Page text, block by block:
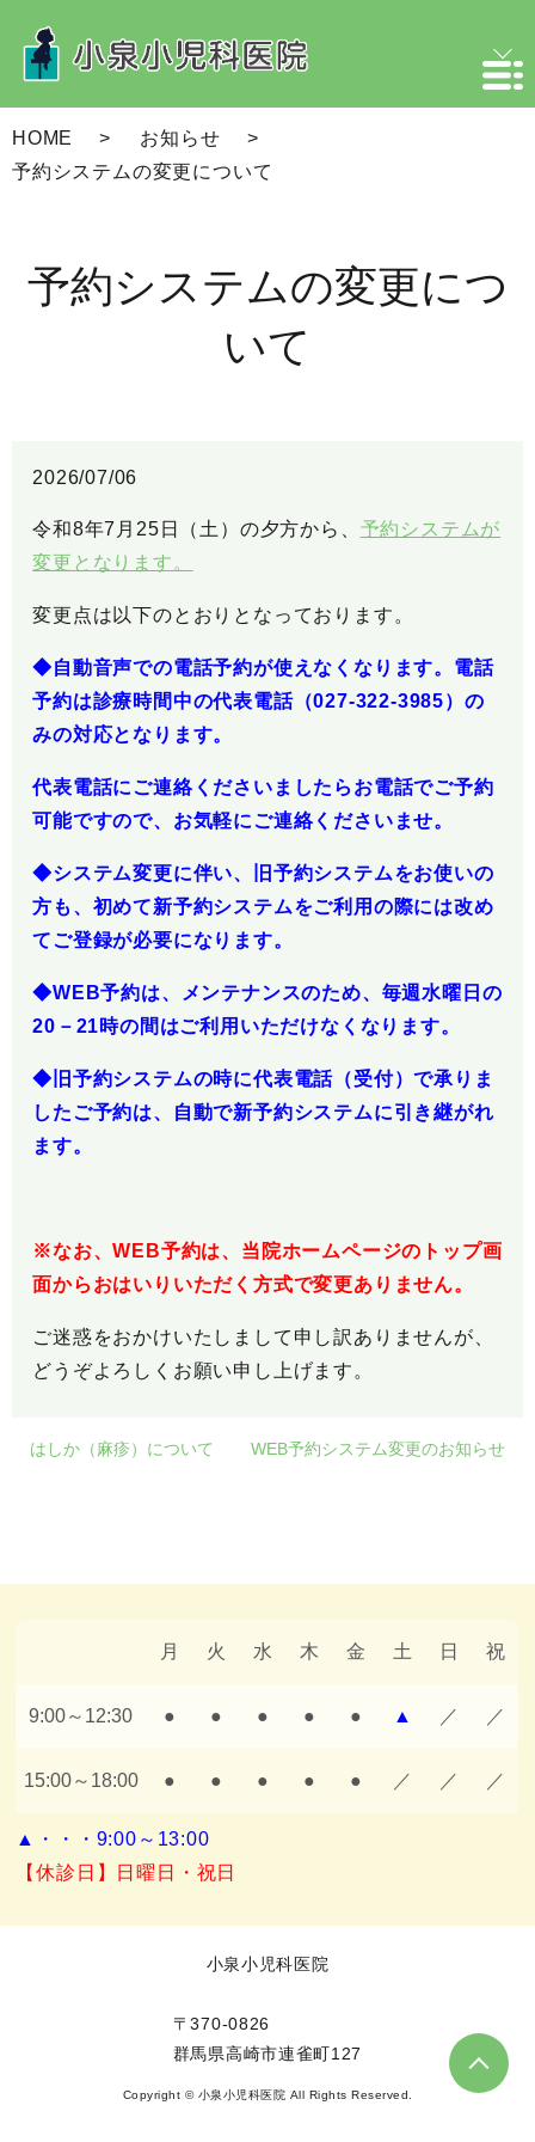
HOME
お知らせ
予約システムの変更について
予約システムの変更につ
いて
2026/07/06
令和8年7月25日（土）の夕方から、 予約システムが
変更となります。
変更点は以下のとおりとなっております。
◆自動音声での電話予約が使えなくなります。電話
予約は診療時間中の代表電話（027-322-3985）の
みの対応となります。
代表電話にご連絡くださいましたらお電話でご予約
可能ですので、お気軽にご連絡くださいませ。
◆システム変更に伴い、旧予約システムをお使いの
方も、初めて新予約システムをご利用の際には改め
てご登録が必要になります。
◆WEB予約は、メンテナンスのため、毎週水曜日の
20－21時の間はご利用いただけなくなります。
◆旧予約システムの時に代表電話（受付）で承りま
したご予約は、自動で新予約システムに引き継がれ
ます。
※なお、WEB予約は、当院ホームページのトップ画
面からおはいりいただく方式で変更ありません。
ご迷惑をおかけいたしまして申し訳ありませんが、
どうぞよろしくお願い申し上げます。
はしか（麻疹）について WEB予約システム変更のお知らせ
月 火 水 木 金 土 日 祝
9:00～12:30 ● ● ● ● ● ▲ ／ ／
15:00～18:00 ● ● ● ● ● ／ ／ ／
▲・・・9:00～13:00
【休診日】日曜日・祝日
小泉小児科医院
〒370-0826
群馬県高崎市連雀町127
Copyright © 小泉小児科医院 All Rights Reserved.